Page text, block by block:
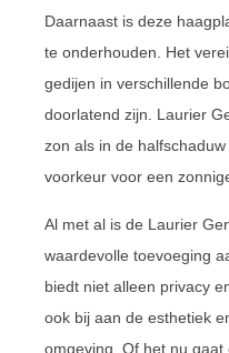
Daarnaast is deze
te onderhouden. Het
gedijen in verschillende
doorlatend zijn. Laurier
zon als in de
voorkeur voor een
Al met al is de Laurier
waardevolle toevoeging
biedt niet alleen privacy
ook bij aan de esthetiek
omgeving. Of het nu